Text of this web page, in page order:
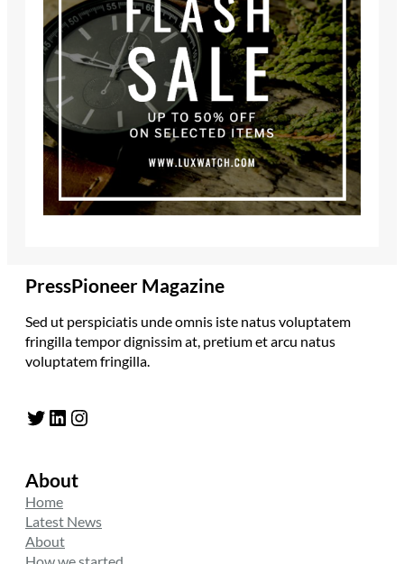
PressPioneer Magazine
Sed ut perspiciatis unde omnis iste natus voluptatem
fringilla tempor dignissim at, pretium et arcu natus
voluptatem fringilla.
Twitter LinkedIn Instagram
About
Home
Latest News
About